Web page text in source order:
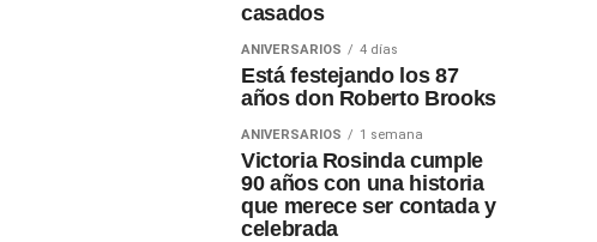
casados
ANIVERSARIOS 4 días
Está festejando los 87
años don Roberto Brooks
ANIVERSARIOS 1 semana
Victoria Rosinda cumple
90 años con una historia
que merece ser contada y
celebrada